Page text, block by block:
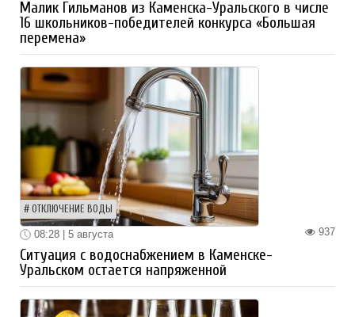
Малик Гильманов из Каменска-Уральского в числе
16 школьников-победителей конкурса «Большая
перемена»
ОТКЛЮЧЕНИЕ ВОДЫ
937
08:28 | 5 августа
Ситуация с водоснабжением в Каменске-
Уральском остается напряженной